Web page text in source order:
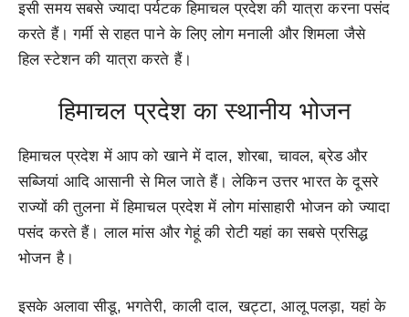
इसी समय सबसे ज्यादा पर्यटक हिमाचल प्रदेश की यात्रा करना पसंद
करते हैं। गर्मी से राहत पाने के लिए लोग मनाली और शिमला जैसे
हिल स्टेशन की यात्रा करते हैं।
हिमाचल प्रदेश का स्थानीय भोजन
हिमाचल प्रदेश में आप को खाने में दाल, शोरबा, चावल, ब्रेड और
सब्जियां आदि आसानी से मिल जाते हैं। लेकिन उत्तर भारत के दूसरे
राज्यों की तुलना में हिमाचल प्रदेश में लोग मांसाहारी भोजन को ज्यादा
पसंद करते हैं। लाल मांस और गेहूं की रोटी यहां का सबसे प्रसिद्ध
भोजन है।
इसके अलावा सीडू, भगतेरी, काली दाल, खट्टा, आलू पलड़ा, यहां के